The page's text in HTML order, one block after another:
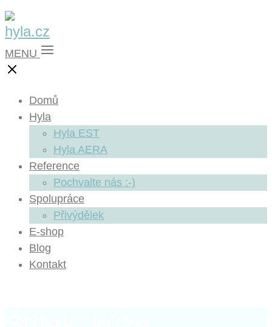
MENU
Domů
Hyla
Hyla EST
Hyla AERA
Reference
Pochvalte nás :-)
Spolupráce
Přivýdělek
E-shop
Blog
Kontakt